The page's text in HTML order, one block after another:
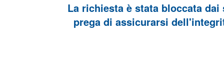
La richiesta è stata bloccata
prega di assicurarsi